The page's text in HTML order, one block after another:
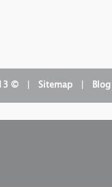
Blog
| ‏
Sitemap
| ‏ © Idit Segev 2013